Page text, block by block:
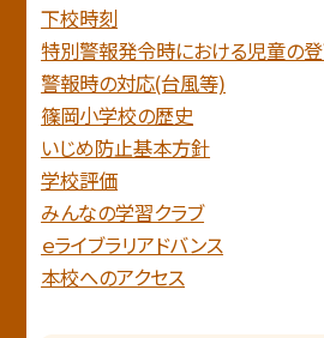
下校時刻
特別警報発令時における児童の
警報時の対応(台風等)
篠岡小学校の歴史
いじめ防止基本方針
学校評価
みんなの学習クラブ
ｅライブラリアドバンス
本校へのアクセス